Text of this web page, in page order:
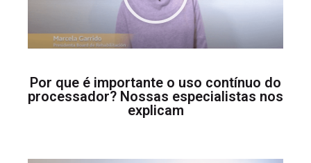
Por que é importante o uso contínuo do
processador? Nossas especialistas nos
explicam